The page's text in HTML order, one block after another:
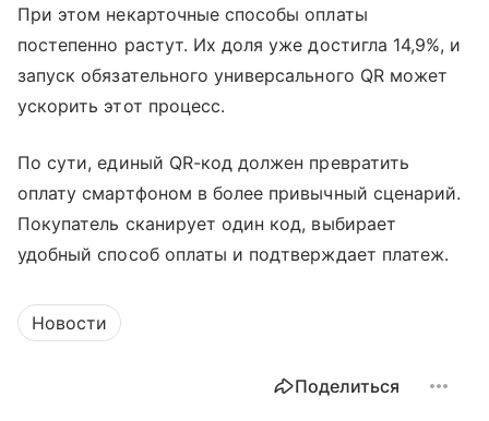
При этом некарточные способы оплаты
постепенно растут. Их доля уже достигла 14,9%, и
запуск обязательного универсального QR может
ускорить этот процесс.
По сути, единый QR-код должен превратить
оплату смартфоном в более привычный сценарий.
Покупатель сканирует один код, выбирает
удобный способ оплаты и подтверждает платеж.
Новости
Поделиться